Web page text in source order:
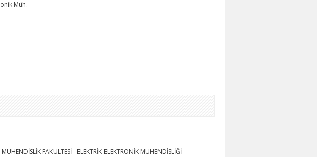
Müh.
FAKÜLTESİ - ELEKTRİK-ELEKTRONİK MÜHENDİSLİĞİ